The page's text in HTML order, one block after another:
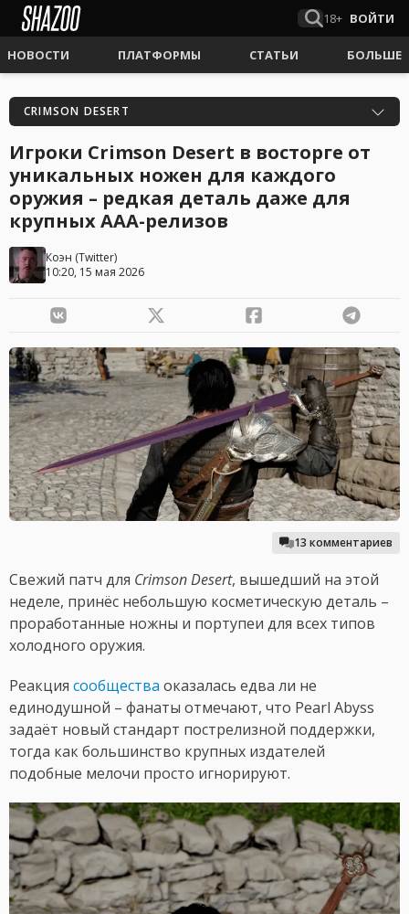
18+ ВОЙТИ
НОВОСТИ ПЛАТФОРМЫ СТАТЬИ БОЛЬШЕ
CRIMSON DESERT
Игроки Crimson Desert в восторге от
уникальных ножен для каждого
оружия – редкая деталь даже для
крупных AAA-релизов
Коэн (Twitter)
10:20, 15 мая 2026
13 комментариев
Свежий патч для Crimson Desert, вышедший на этой
неделе, принёс небольшую косметическую деталь –
проработанные ножны и портупеи для всех типов
холодного оружия.
Реакция сообщества оказалась едва ли не
единодушной – фанаты отмечают, что Pearl Abyss
задаёт новый стандарт пострелизной поддержки,
тогда как большинство крупных издателей
подобные мелочи просто игнорируют.